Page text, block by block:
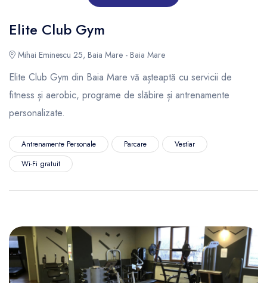
Elite Club Gym
Mihai Eminescu 25, Baia Mare - Baia Mare
Elite Club Gym din Baia Mare vă așteaptă cu servicii de
fitness și aerobic, programe de slăbire și antrenamente
personalizate.
Antrenamente Personale Parcare
Vestiar
Wi-Fi gratuit